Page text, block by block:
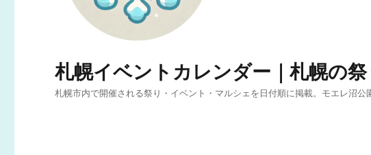
札幌イベントカレンダー｜札幌の
札幌市内で開催される祭り・イベント・マルシェを日付順に掲載。モエレ沼